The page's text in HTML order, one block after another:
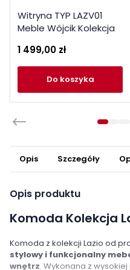
Witryna TYP LAZV01
Meble Wójcik Kolekcja
1 499,00 zł
do koszyka
Opis Szczegóły
Opis produktu
Komoda Kolekcja
Komoda z kolekcji Lazio od
stylowy i funkcjonalny
wnętrz. Wykonana z wysokiej